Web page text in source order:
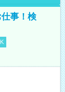
事！検